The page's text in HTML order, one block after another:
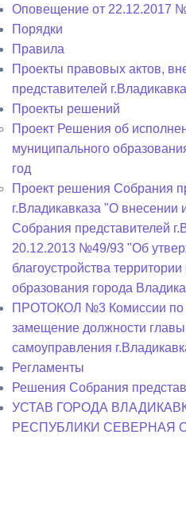
Оповещение от 22.12.2017
Порядки
Правила
Проекты правовых актов,
представителей
Проекты решений
Проект Решения об
муниципального
год
Проект решения Собрания
г.Владикавказа "О
Собрания представителей
20.12.2013 №49/93 "Об
благоустройства
образования города
ПРОТОКОЛ №3 Комиссии по
замещение должности
самоуправления
Регламенты
Решения Собрания
УСТАВ ГОРОДА
РЕСПУБЛИКИ СЕВЕРНАЯ